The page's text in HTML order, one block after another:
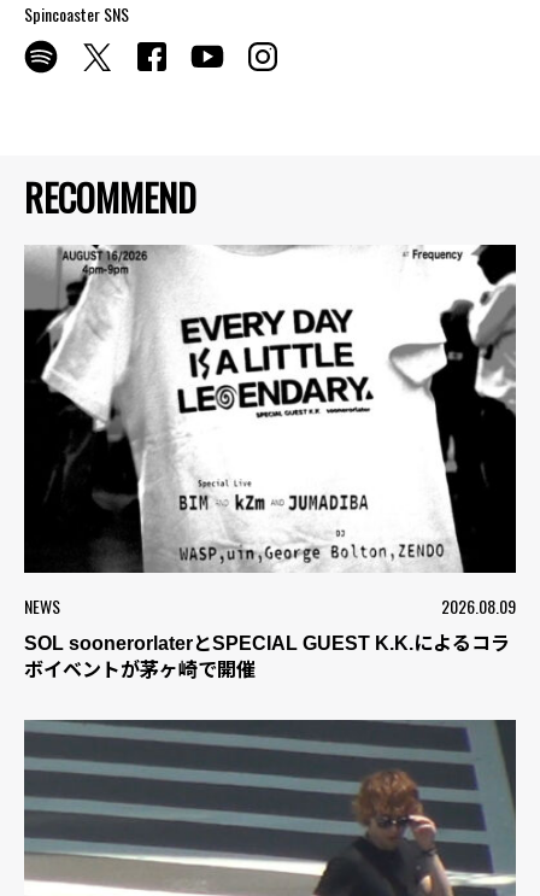
RECOMMEND
NEWS 2026.08.09
SOL soonerorlaterとSPECIAL GUEST K.K.によるコラ
ボイベントが茅ヶ崎で開催
Spincoaster SNS